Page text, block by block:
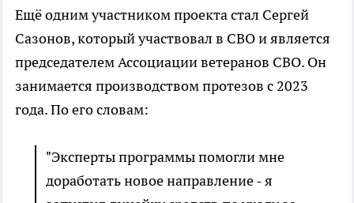
Ещё одним участником проекта стал Сергей
Сазонов, который участвовал в СВО и является
председателем Ассоциации ветеранов СВО. Он
занимается производством протезов с 2023
года. По его словам:
"Эксперты программы помогли мне
доработать новое направление - я